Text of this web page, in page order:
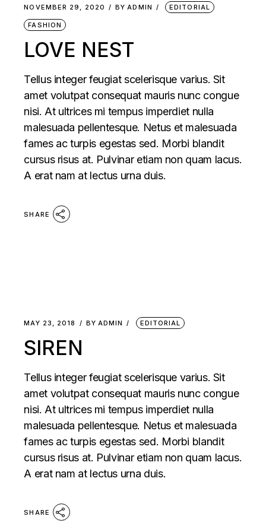
NOVEMBER 29, 2020 BY ADMIN EDITORIAL
FASHION
LOVE NEST
Tellus integer feugiat scelerisque varius. Sit
amet volutpat consequat mauris nunc congue
nisi. At ultrices mi tempus imperdiet nulla
malesuada pellentesque. Netus et malesuada
fames ac turpis egestas sed. Morbi blandit
cursus risus at. Pulvinar etiam non quam lacus.
A erat nam at lectus urna duis.
SHARE
MAY 23, 2018 BY ADMIN EDITORIAL
SIREN
Tellus integer feugiat scelerisque varius. Sit
amet volutpat consequat mauris nunc congue
nisi. At ultrices mi tempus imperdiet nulla
malesuada pellentesque. Netus et malesuada
fames ac turpis egestas sed. Morbi blandit
cursus risus at. Pulvinar etiam non quam lacus.
A erat nam at lectus urna duis.
SHARE